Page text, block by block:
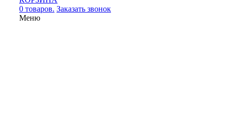
0 товаров. Заказать звонок
Меню